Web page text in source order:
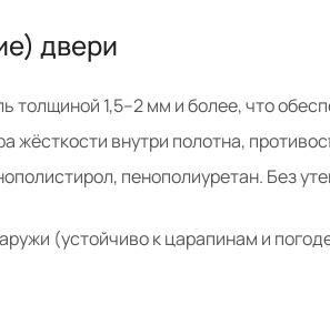
двери
толщиной 1,5–2 мм и более, что
жёсткости внутри полотна,
пенополиуретан. Без
(устойчиво к царапинам и